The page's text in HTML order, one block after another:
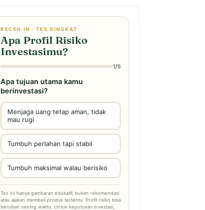
RECEH.IN · TES SINGKAT
Apa Profil Risiko
Investasimu?
1/5
Apa tujuan utama kamu
berinvestasi?
Menjaga uang tetap aman, tidak
mau rugi
Tumbuh perlahan tapi stabil
Tumbuh maksimal walau berisiko
Tes ini hanya gambaran edukatif, bukan rekomendasi
atau ajakan membeli produk tertentu. Profil risiko bisa
berubah seiring waktu. Untuk keputusan investasi,